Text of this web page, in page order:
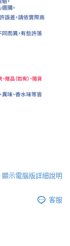
顯示電腦版詳細說明
客服